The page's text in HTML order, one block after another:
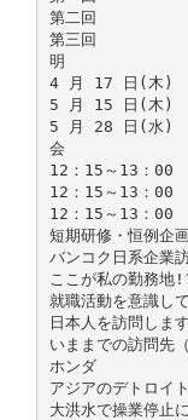
第二回
第三回
明
4 月 17 日(木)
5 月 15 日(木)
5 月 28 日(水)
会
12：15～13：00
12：15～13：00
12：15～13：00
短期研修・恒例企
バンコク日系企業
ここが私の勤務地
就職活動を意識し
日本人を訪問します
いままでの訪問先
ホンダ
アジアのデトロイ
大洪水で操業停止